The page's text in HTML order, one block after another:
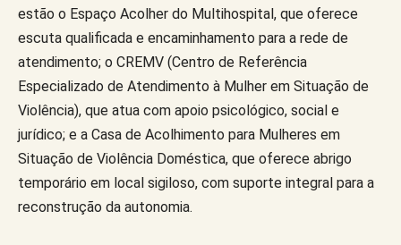
estão o Espaço Acolher do Multihospital, que oferece
escuta qualificada e encaminhamento para a rede de
atendimento; o CREMV (Centro de Referência
Especializado de Atendimento à Mulher em Situação de
Violência), que atua com apoio psicológico, social e
jurídico; e a Casa de Acolhimento para Mulheres em
Situação de Violência Doméstica, que oferece abrigo
temporário em local sigiloso, com suporte integral para a
reconstrução da autonomia.